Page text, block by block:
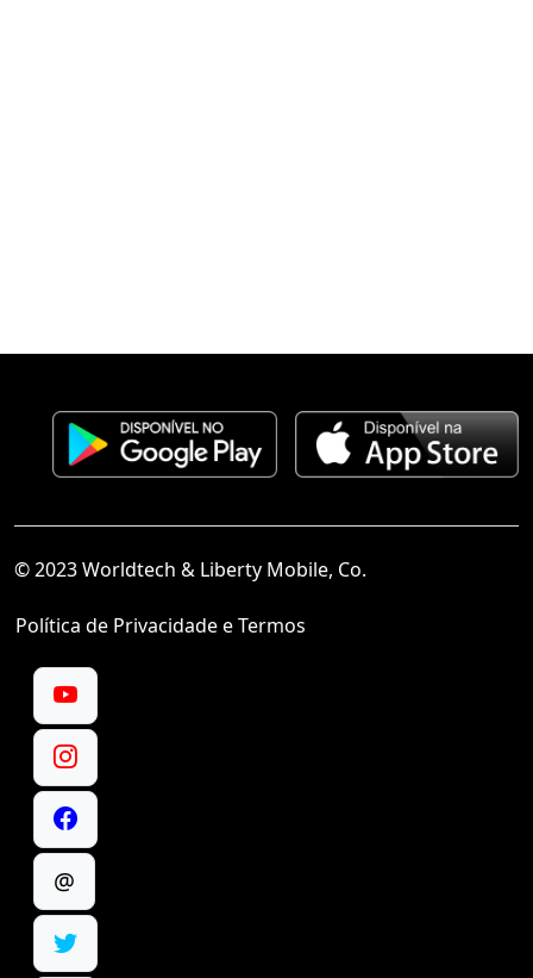
© 2023 Worldtech & Liberty Mobile, Co.
Política de Privacidade e Termos
@